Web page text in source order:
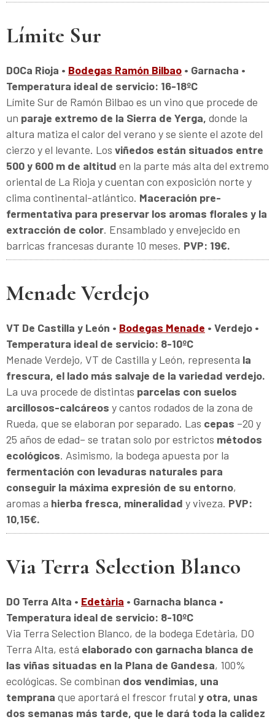
Límite Sur
DOCa Rioja • Bodegas Ramón Bilbao • Garnacha •
Temperatura ideal de servicio: 16-18ºC
Límite Sur de Ramón Bilbao es un vino que procede de
un paraje extremo de la Sierra de Yerga, donde la
altura matiza el calor del verano y se siente el azote del
cierzo y el levante. Los viñedos están situados entre
500 y 600 m de altitud en la parte más alta del extremo
oriental de La Rioja y cuentan con exposición norte y
clima continental-atlántico. Maceración pre-
fermentativa para preservar los aromas florales y la
extracción de color. Ensamblado y envejecido en
barricas francesas durante 10 meses. PVP: 19€.
Menade Verdejo
VT De Castilla y León • Bodegas Menade • Verdejo •
Temperatura ideal de servicio: 8-10ºC
Menade Verdejo, VT de Castilla y León, representa la
frescura, el lado más salvaje de la variedad verdejo.
La uva procede de distintas parcelas con suelos
arcillosos-calcáreos y cantos rodados de la zona de
Rueda, que se elaboran por separado. Las cepas –20 y
25 años de edad– se tratan solo por estrictos métodos
ecológicos. Asimismo, la bodega apuesta por la
fermentación con levaduras naturales para
conseguir la máxima expresión de su entorno,
aromas a hierba fresca, mineralidad y viveza. PVP:
10,15€.
Via Terra Selection Blanco
DO Terra Alta • Edetària • Garnacha blanca •
Temperatura ideal de servicio: 8-10ºC
Via Terra Selection Blanco, de la bodega Edetària, DO
Terra Alta, está elaborado con garnacha blanca de
las viñas situadas en la Plana de Gandesa, 100%
ecológicas. Se combinan dos vendimias, una
temprana que aportará el frescor frutal y otra, unas
dos semanas más tarde, que le dará toda la calidez